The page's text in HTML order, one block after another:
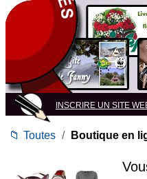
INSCRIRE UN SITE
📁 Toutes / Boutique en